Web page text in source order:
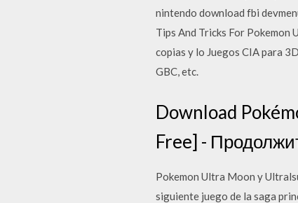
nintendo download fbi
Tips And Tricks For Pokemon
copias y lo Juegos CIA para
GBC, etc.
Download
Free] -
Pokemon Ultra Moon y
siguiente juego de la saga